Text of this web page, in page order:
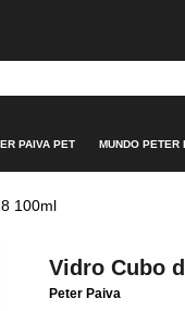
PAIVA PET MUNDO PETER
100ml
Vidro Cubo
Peter Paiva